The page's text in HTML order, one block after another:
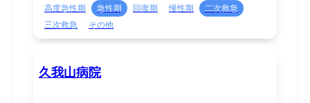
高度急性期 急性期 回復期 慢性期
二次救急
三次救急
その他
久我山病院